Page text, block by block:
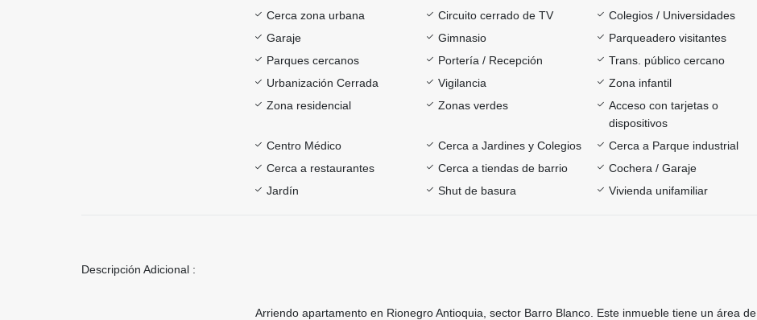
Cerca zona urbana
Circuito cerrado de TV
Colegios / Universidades
Garaje
Gimnasio
Parqueadero visitantes
Parques cercanos
Portería / Recepción
Trans. público cercano
Urbanización Cerrada
Vigilancia
Zona infantil
Zona residencial
Zonas verdes
Acceso con tarjetas o
dispositivos
Centro Médico
Cerca a Jardines y Colegios
Cerca a Parque industrial
Cerca a restaurantes
Cerca a tiendas de barrio
Cochera / Garaje
Jardín
Shut de basura Vivienda unifamiliar
Descripción Adicional :
Arriendo apartamento en Rionegro Antioquia, sector Barro Blanco. Este inmueble tiene un área de